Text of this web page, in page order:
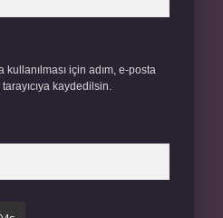
kullanılması için adım, e-posta
kaydedilsin.